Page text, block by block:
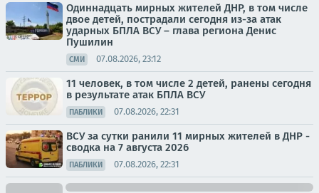
Одиннадцать мирных жителей ДНР, в том числе
двое детей, пострадали сегодня из-за атак
ударных БПЛА ВСУ – глава региона Денис
Пушилин
СМИ 07.08.2026, 23:12
11 человек, в том числе 2 детей, ранены сегодня
в результате атак БПЛА ВСУ
ПАБЛИКИ 07.08.2026, 22:31
ВСУ за сутки ранили 11 мирных жителей в ДНР -
сводка на 7 августа 2026
ПАБЛИКИ 07.08.2026, 22:31